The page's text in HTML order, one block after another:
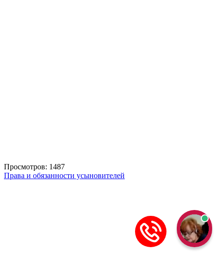
Просмотров: 1487
Права и обязанности усыновителей